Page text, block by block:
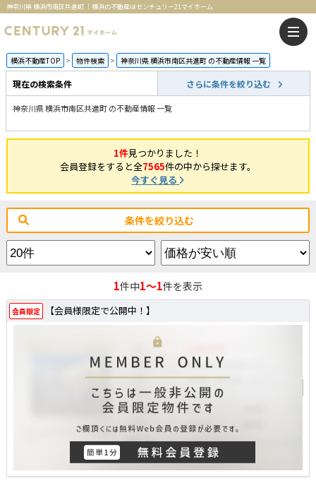
神奈川県 横浜市南区共進町 ｜横浜の不動産はセンチュリー21マイホーム
横浜不動産TOP 物件検索 神奈川県 横浜市南区共進町 の不動産情報 一覧
現在の検索条件 さらに条件を絞り込む
神奈川県 横浜市南区共進町 の不動産情報 一覧
1件見つかりました！
会員登録をすると全7565件の中から探せます。
今すぐ見る
条件を絞り込む
1件中1～1件を表示
会員限定 【会員様限定で公開中！】